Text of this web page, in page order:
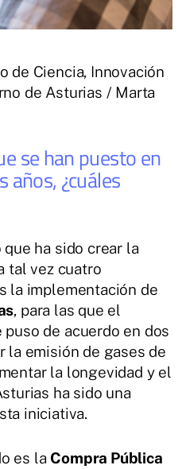
de Ciencia, Innovación
de Asturias / Marta
se han puesto en
años, ¿cuáles
ha sido crear la
tal vez cuatro
la implementación de
, para las que el
de acuerdo en dos
la emisión de gases de
la longevidad y el
ha sido una
iniciativa.
es la Compra Pública